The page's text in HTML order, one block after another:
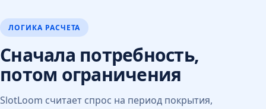
ЛОГИКА РАСЧЕТА
Сначала потребность,
потом ограничения
SlotLoom считает спрос на период покрытия,